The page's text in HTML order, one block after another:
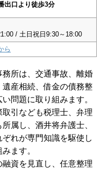
出口より徒歩3分
/ 土日祝日9:30～18:00
ら
所は、交通事故、離婚
産相続、借金の債務整
問題に取り組みます。
引なども税理士、弁理
属し、酒井将弁護士、
れが専門知識を駆使し
ます。
資を見直し、任意整理